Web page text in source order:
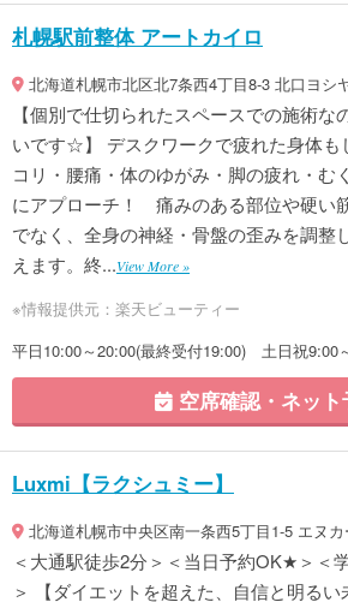
札幌駅前整体 アートカイロ
北海道札幌市北区北7条西4丁目8-3 北口ヨシ
【個別で仕切られたスペースでの施術な
いです☆】 デスクワークで疲れた身体
コリ・腰痛・体のゆがみ・脚の疲れ・む
にアプローチ！ 痛みのある部位や硬い
でなく、全身の神経・骨盤の歪みを調整
えます。終...View More »
※情報提供元：楽天ビューティー
平日10:00～20:00(最終受付19:00) 土日祝9:00
空席確認・ネット
Luxmi【ラクシュミー】
北海道札幌市中央区南一条西5丁目1-5 エヌ
＜大通駅徒歩2分＞＜当日予約OK★＞＜
＞ 【ダイエットを超えた、自信と明るい